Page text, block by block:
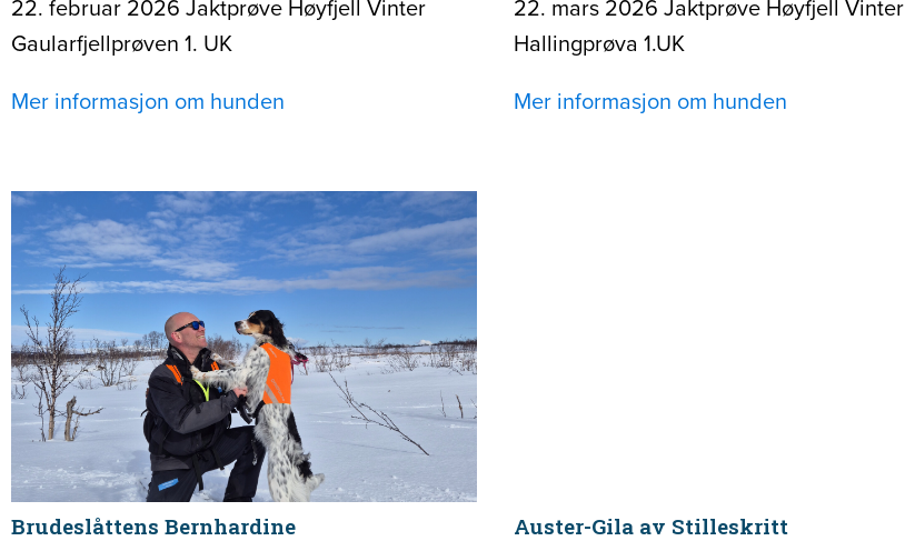
22. februar 2026 Jaktprøve Høyfjell Vinter
Gaularfjellprøven 1. UK
Mer informasjon om hunden
22. mars 2026 Jaktprøve Høyfjell Vinter
Hallingprøva 1.UK
Mer informasjon om hunden
Brudeslåttens Bernhardine Auster-Gila av Stilleskritt